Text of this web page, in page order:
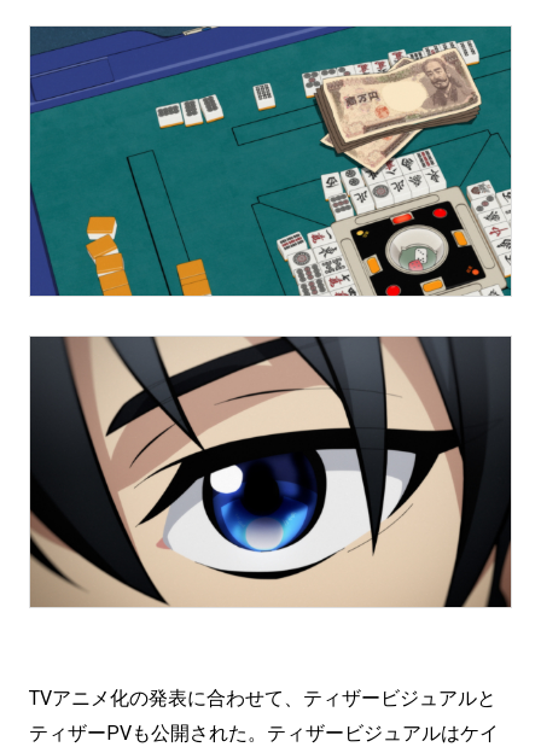
TVアニメ化の発表に合わせて、ティザービジュアルと
ティザーPVも公開された。ティザービジュアルはケイ